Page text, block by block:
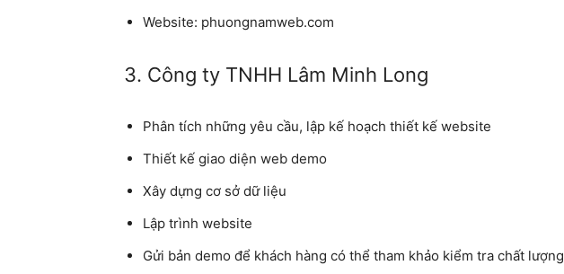
Website: phuongnamweb.com
3. Công ty TNHH Lâm Minh Long
Phân tích những yêu cầu, lập kế hoạch thiết kế website
Thiết kế giao diện web demo
Xây dựng cơ sở dữ liệu
Lập trình website
Gửi bản demo để khách hàng có thể tham khảo kiểm tra chất lượng